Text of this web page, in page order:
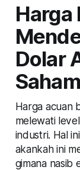
Harga
Dolar
Harga acuan
melewati
industri. Hal
akankah ini
gimana nasib